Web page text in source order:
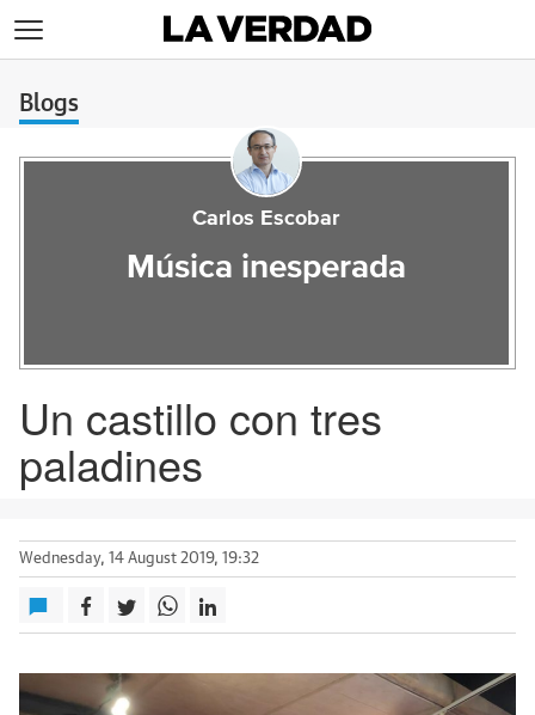
Blogs
Carlos Escobar
Música inesperada
Un castillo con tres
paladines
Wednesday, 14 August 2019, 19:32